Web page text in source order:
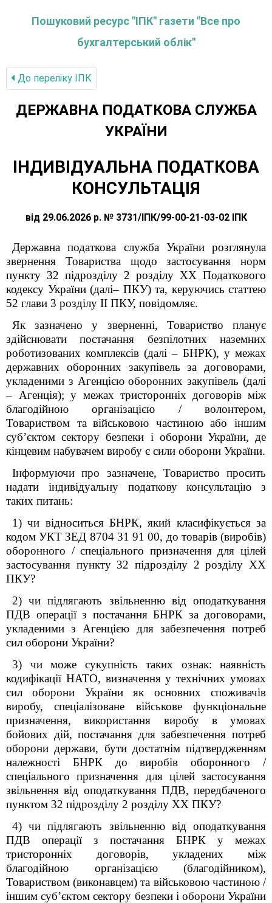
Пошуковий ресурс "ІПК" газети "Все про
бухгалтерський облік"
До переліку IПК
ДЕРЖАВНА ПОДАТКОВА СЛУЖБА
УКРАЇНИ
ІНДИВІДУАЛЬНА ПОДАТКОВА
КОНСУЛЬТАЦІЯ
від 29.06.2026 р. № 3731/ІПК/99-00-21-03-02 ІПК
Державна податкова служба України розглянула
звернення Товариства щодо застосування норм
пункту 32 підрозділу 2 розділу XX Податкового
кодексу України (далі– ПКУ) та, керуючись статтею
52 глави 3 розділу ІІ ПКУ, повідомляє.
Як зазначено у зверненні, Товариство планує
здійснювати постачання безпілотних наземних
роботизованих комплексів (далі – БНРК), у межах
державних оборонних закупівель за договорами,
укладеними з Агенцією оборонних закупівель (далі
– Агенція); у межах тристоронніх договорів між
благодійною організацією / волонтером,
Товариством та військовою частиною або іншим
суб’єктом сектору безпеки і оборони України, де
кінцевим набувачем виробу є сили оборони України.
Інформуючи про зазначене, Товариство просить
надати індивідуальну податкову консультацію з
таких питань:
1) чи відноситься БНРК, який класифікується за
кодом УКТ ЗЕД 8704 31 91 00, до товарів (виробів)
оборонного / спеціального призначення для цілей
застосування пункту 32 підрозділу 2 розділу XX
ПКУ?
2) чи підлягають звільненню від оподаткування
ПДВ операції з постачання БНРК за договорами,
укладеними з Агенцією для забезпечення потреб
сил оборони України?
3) чи може сукупність таких ознак: наявність
кодифікації НАТО, визначення у технічних умовах
сил оборони України як основних споживачів
виробу, спеціалізоване військове функціональне
призначення, використання виробу в умовах
бойових дій, постачання для забезпечення потреб
оборони держави, бути достатнім підтвердженням
належності БНРК до виробів оборонного /
спеціального призначення для цілей застосування
звільнення від оподаткування ПДВ, передбаченого
пунктом 32 підрозділу 2 розділу XX ПКУ?
4) чи підлягають звільненню від оподаткування
ПДВ операції з постачання БНРК у межах
тристоронніх договорів, укладених між
благодійною організацією (благодійником),
Товариством (виконавцем) та військовою частиною /
іншим суб’єктом сектору безпеки і оборони України